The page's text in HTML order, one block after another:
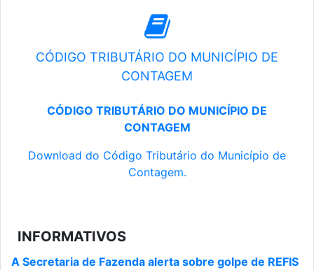
CÓDIGO TRIBUTÁRIO DO MUNICÍPIO DE
CONTAGEM
CÓDIGO TRIBUTÁRIO DO MUNICÍPIO DE
CONTAGEM
Download do Código Tributário do Município de
Contagem.
INFORMATIVOS
A Secretaria de Fazenda alerta sobre golpe de REFIS